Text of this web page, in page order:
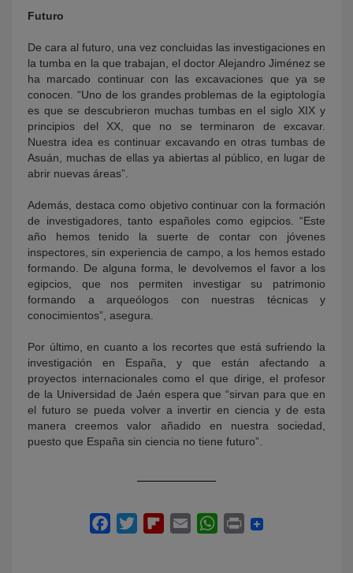
Futuro
De cara al futuro, una vez concluidas las investigaciones en
la tumba en la que trabajan, el doctor Alejandro Jiménez se
ha marcado continuar con las excavaciones que ya se
conocen. “Uno de los grandes problemas de la egiptología
es que se descubrieron muchas tumbas en el siglo XIX y
principios del XX, que no se terminaron de excavar.
Nuestra idea es continuar excavando en otras tumbas de
Asuán, muchas de ellas ya abiertas al público, en lugar de
abrir nuevas áreas”.
Además, destaca como objetivo continuar con la formación
de investigadores, tanto españoles como egipcios. “Este
año hemos tenido la suerte de contar con jóvenes
inspectores, sin experiencia de campo, a los hemos estado
formando. De alguna forma, le devolvemos el favor a los
egipcios, que nos permiten investigar su patrimonio
formando a arqueólogos con nuestras técnicas y
conocimientos”, asegura.
Por último, en cuanto a los recortes que está sufriendo la
investigación en España, y que están afectando a
proyectos internacionales como el que dirige, el profesor
de la Universidad de Jaén espera que “sirvan para que en
el futuro se pueda volver a invertir en ciencia y de esta
manera creemos valor añadido en nuestra sociedad,
puesto que España sin ciencia no tiene futuro”.